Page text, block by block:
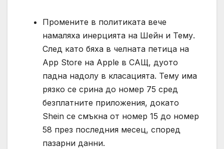
Промените в политиката вече
намаляха инерцията на Шейн и Тему.
След като бяха в челната петица на
App Store на Apple в САЩ, дуото
падна надолу в класацията. Тему има
рязко се срина до номер 75 сред
безплатните приложения, докато
Shein се смъкна от номер 15 до номер
58 през последния месец, според
пазарни данни.